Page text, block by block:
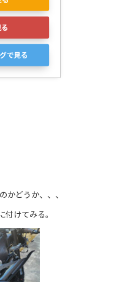
で見る
かどうか、、、
けてみる。